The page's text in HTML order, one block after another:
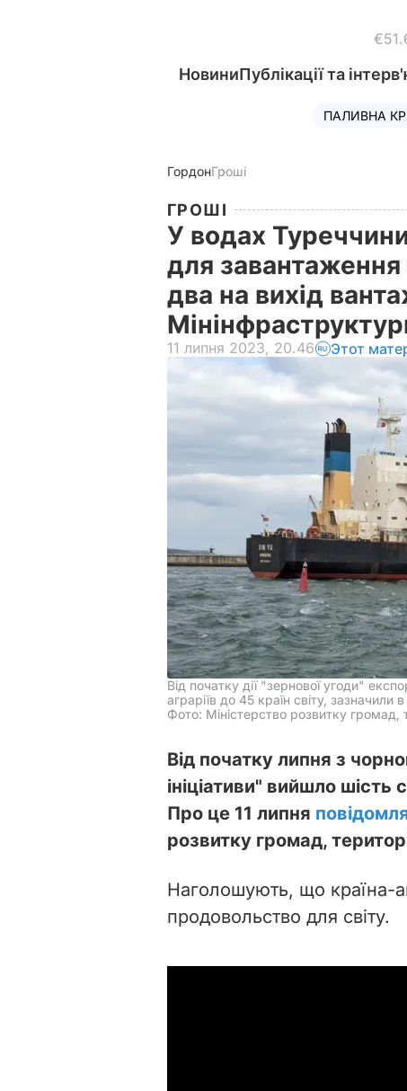
НовиниПублікації та
ПАЛИВНА
ГордонГроші
ГРОШІ
У водах
для завантаження
два на вихід
11 липня 2023, 20.46 Этот
Від початку дії "зернової угоди"
аграріїв до 45 країн світу, зазначили
Фото: Міністерство розвитку громад,
Від початку липня з
ініціативи" вийшло шість
Про це 11 липня
розвитку громад,
Наголошують, що країна-
продовольство для світу.